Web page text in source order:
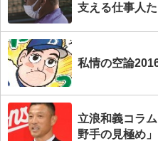
支える仕事人
私情の空論
立浪和義コラ
野手の見極め」